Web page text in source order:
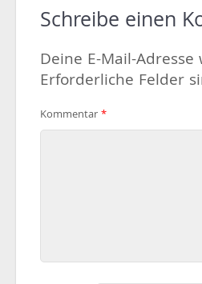
Schreibe einen
Deine E-Mail-
Erforderliche Felder
Kommentar *